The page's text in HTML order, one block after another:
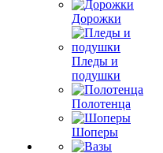
Дорожки
Пледы и
подушки
Полотенца
Шоперы